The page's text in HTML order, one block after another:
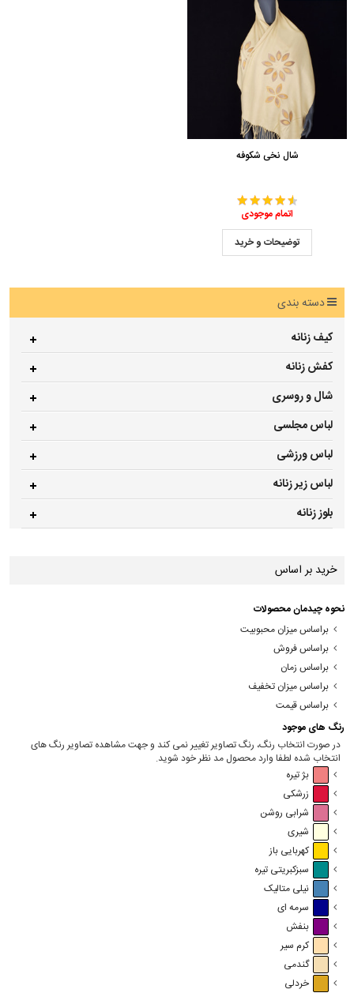
شال نخی شکوفه
اتمام موجودی
توضیحات و خرید
دسته بندی
کیف زنانه
کفش زنانه
شال و روسری
لباس مجلسی
لباس ورزشی
لباس زیر زنانه
بلوز زنانه
خرید بر اساس
نحوه چیدمان محصولات
براساس میزان محبوبیت
براساس فروش
براساس زمان
براساس میزان تخفیف
براساس قیمت
رنگ های موجود
در صورت انتخاب رنگ، رنگ تصاویر تغییر نمی کند و جهت مشاهده تصاویر رنگ های
انتخاب شده لطفا وارد محصول مد نظر خود شوید.
بژ تیره
زرشکی
شرابی روشن
شیری
کهربایی باز
سبزکبریتی تیره
نیلی متالیک
سرمه ای
بنفش
کرم سیر
گندمی
خردلی